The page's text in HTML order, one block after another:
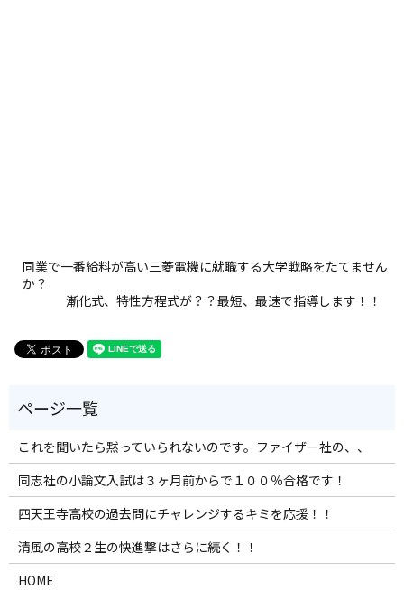
同業で一番給料が高い三菱電機に就職する大学戦略をたてません
か？
漸化式、特性方程式が？？最短、最速で指導します！！
これを聞いたら黙っていられないのです。ファイザー社の、、
同志社の小論文入試は３ヶ月前からで１００％合格です！
四天王寺高校の過去問にチャレンジするキミを応援！！
清風の高校２生の快進撃はさらに続く！！
HOME